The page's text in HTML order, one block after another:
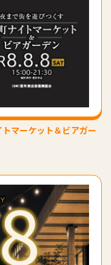
マーケット＆ビアガー